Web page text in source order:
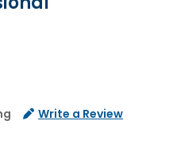
Write a Review